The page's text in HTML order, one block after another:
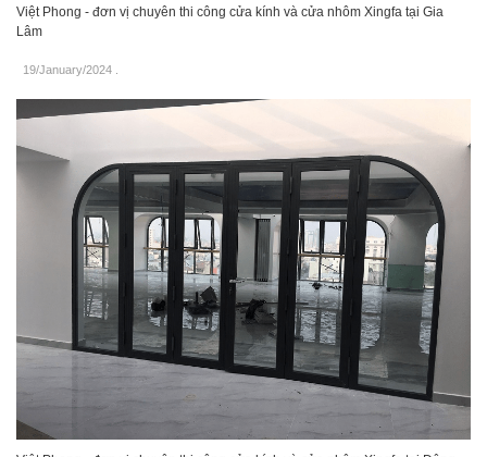
Việt Phong - đơn vị chuyên thi công cửa kính và cửa nhôm Xingfa tại Gia
Lâm
19/January/2024